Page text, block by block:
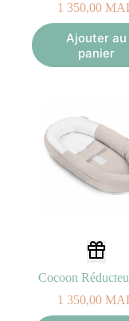
1 350,00
Ajouter au
panier
1 350,00